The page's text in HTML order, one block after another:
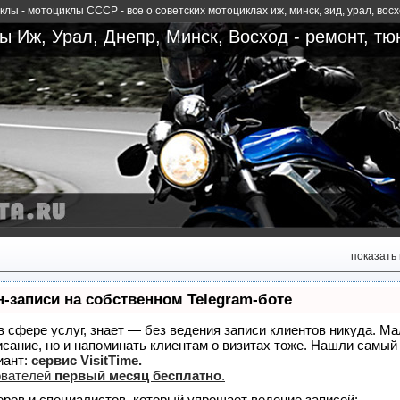
- мотоциклы СССР - все о советских мотоциклах иж, минск, зид, урал,
Иж, Урал, Днепр, Минск, Восход - ремонт,
записи на собственном Telegram-боте
сфере услуг, знает — без ведения записи клиентов никуда.
но и напоминать клиентам о визитах тоже. Нашли
сервис VisitTime.
первый месяц бесплатно.